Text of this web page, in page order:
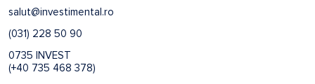
salut@investimental.ro
(031) 228 50 90
0735 INVEST
(+40 735 468 378)